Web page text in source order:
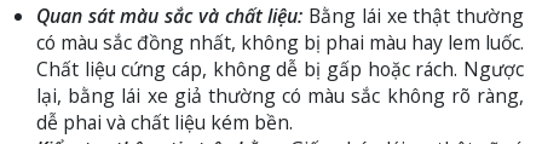
Quan sát màu sắc và chất liệu: Bằng lái xe thật thường
có màu sắc đồng nhất, không bị phai màu hay lem luốc.
Chất liệu cứng cáp, không dễ bị gấp hoặc rách. Ngược
lại, bằng lái xe giả thường có màu sắc không rõ ràng,
dễ phai và chất liệu kém bền.